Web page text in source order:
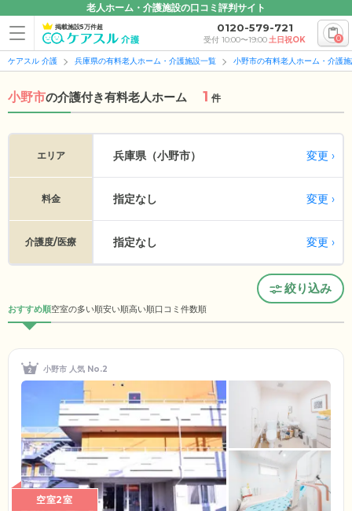
老人ホーム・介護施設の口コミ評判サイト
掲載施設5万件超 0120-579-721
受付 10:00〜19:00土日祝OK 0
ケアスル 介護 兵庫県の有料老人ホーム・介護施設一覧 小野市の有料老人ホーム・介護
小野市の介護付き有料老人ホーム 1 件
エリア 兵庫県（小野市） 変更
料金 指定なし 変更
介護度/医療 指定なし 変更
絞り込み
おすすめ順空室の多い順安い順高い順口コミ件数順
小野市 人気 No.2
空室2室